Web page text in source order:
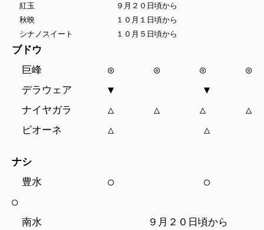
紅玉 ９月２０日頃から
秋映 １０月１日頃から
シナノスイート １０月５日頃から
ブドウ
巨峰 ◎ ◎ ◎ ◎
デラウェア ▼ ▼
ナイヤガラ △ △ △ △
ピオーネ △ △
ナシ
豊水 ○ ○
○
南水 ９月２０日頃から